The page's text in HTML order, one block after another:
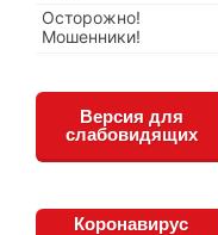
Осторожно!
Мошенники!
Версия для
слабовидящих
Коронавирус